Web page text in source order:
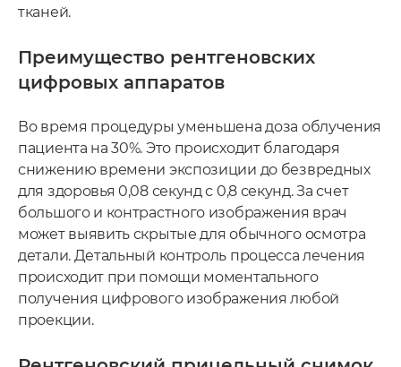
тканей.
Преимущество рентгеновских
цифровых аппаратов
Во время процедуры уменьшена доза облучения
пациента на 30%. Это происходит благодаря
снижению времени экспозиции до безвредных
для здоровья 0,08 секунд с 0,8 секунд. За счет
большого и контрастного изображения врач
может выявить скрытые для обычного осмотра
детали. Детальный контроль процесса лечения
происходит при помощи моментального
получения цифрового изображения любой
проекции.